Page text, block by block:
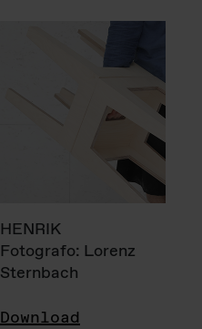
HENRIK
Fotografo: Lorenz
Sternbach
Download